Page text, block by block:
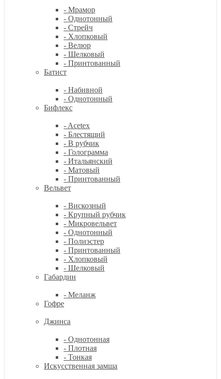
- Мрамор
- Однотонный
- Стрейч
- Хлопковый
- Велюр
- Шелковый
- Принтованный
Батист
- Набивной
- Однотонный
Бифлекс
- Acetex
- Блестящий
- В рубчик
- Голограмма
- Итальянский
- Матовый
- Принтованный
Вельвет
- Вискозный
- Крупный рубчик
- Микровельвет
- Однотонный
- Полиэстер
- Принтованный
- Хлопковый
- Шелковый
Габардин
- Меланж
Гофре
Джинса
- Однотонная
- Плотная
- Тонкая
Искусственная замша